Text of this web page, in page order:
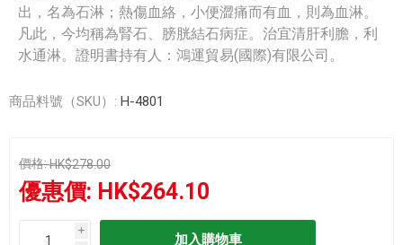
出，名為石淋；熱傷血絡，小便澀痛而有血，則為血淋。
凡此，今均稱為腎石、膀胱結石病症。治宜清肝利膽，利
水通淋。證明書持有人：鴻運貿易(國際)有限公司。
商品料號（SKU）: H-4801
價格:HK$278.00
優惠價: HK$264.10
i